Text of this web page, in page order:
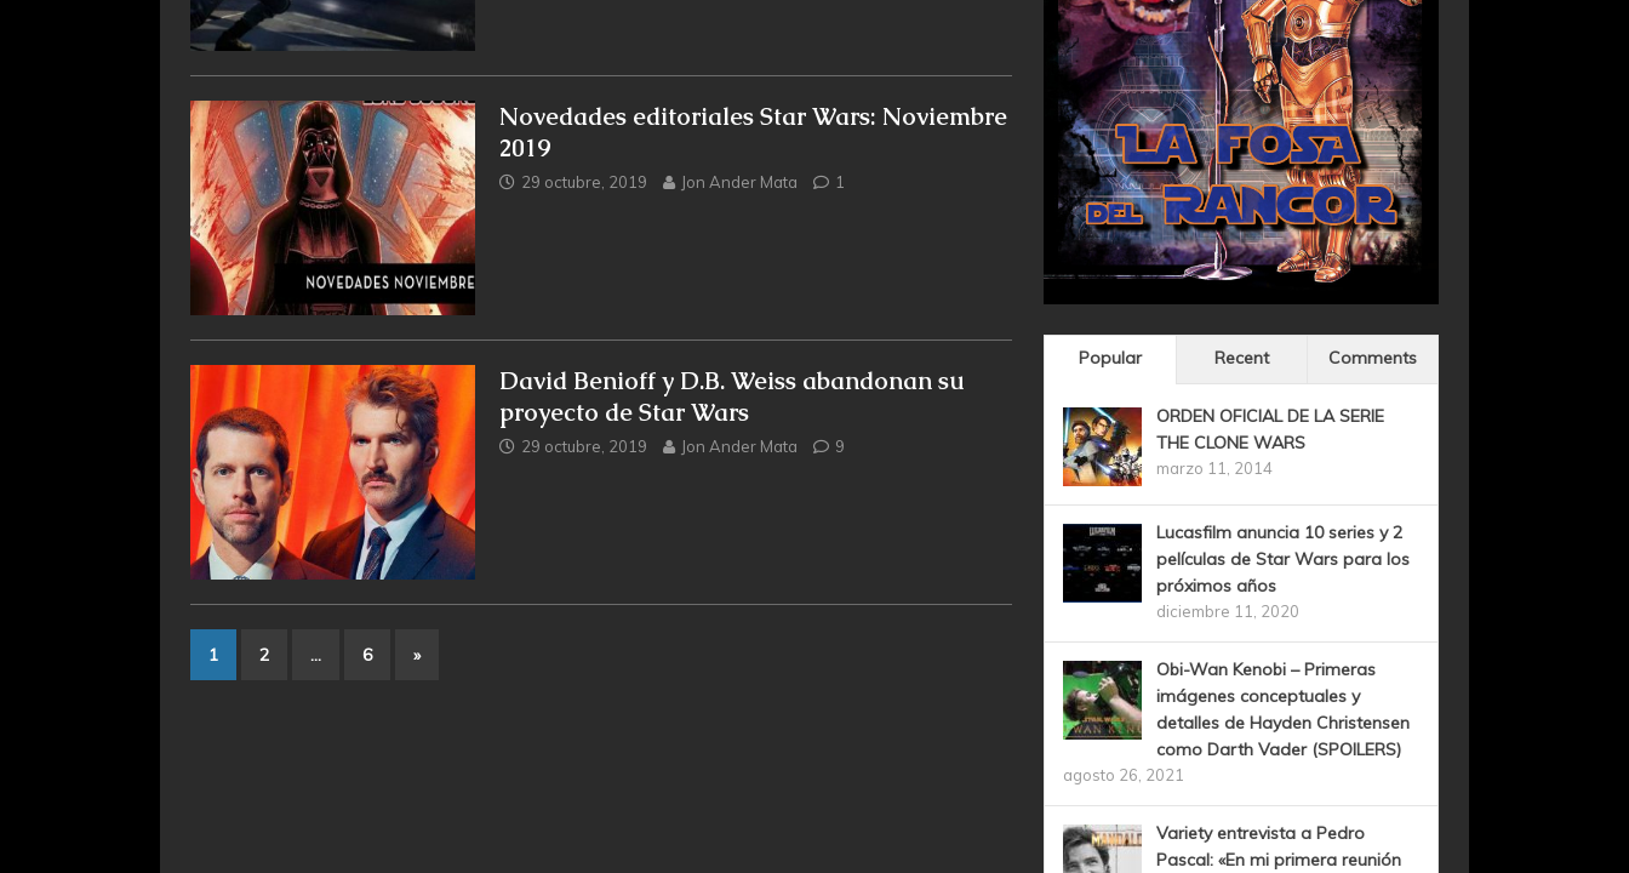
Novedades editoriales Star Wars: Noviembre
2019
29 octubre, 2019 Jon Ander Mata 1
David Benioff y D.B. Weiss abandonan su
proyecto de Star Wars
29 octubre, 2019 Jon Ander Mata 9
1 2 … 6 »
Popular Recent Comments
ORDEN OFICIAL DE LA SERIE
THE CLONE WARS
marzo 11, 2014
Lucasfilm anuncia 10 series y 2
películas de Star Wars para los
próximos años
diciembre 11, 2020
Obi-Wan Kenobi – Primeras
imágenes conceptuales y
detalles de Hayden Christensen
como Darth Vader (SPOILERS)
agosto 26, 2021
Variety entrevista a Pedro
Pascal: «En mi primera reunión